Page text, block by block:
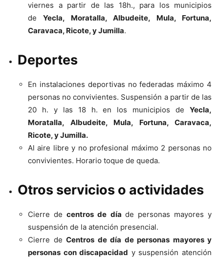
viernes a partir de las 18h., para los municipios
deYecla, Moratalla, Albudeite, Mula, Fortuna,
Caravaca, Ricote, y Jumilla.
Deportes
En instalaciones deportivas no federadas máximo 4
personas no convivientes. Suspensión a partir de las
20 h. y las 18 h. en los municipios de Yecla,
Moratalla, Albudeite, Mula, Fortuna, Caravaca,
Ricote, y Jumilla.
Al aire libre y no profesional máximo 2 personas no
convivientes. Horario toque de queda.
Otros servicios o actividades
Cierre decentros de día de personas mayores y
suspensión de la atención presencial.
Cierre de Centros de día de personas mayores y
personas con discapacidad y suspensión atención